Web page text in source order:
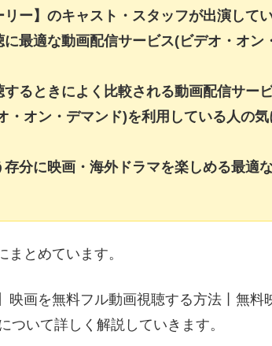
ー】のキャスト・スタッフが出演して
最適な動画配信サービス(ビデオ・オン
るときによく比較される動画配信サー
・オン・デマンド)を利用している人の
分に映画・海外ドラマを楽しめる最適
とめています。
映画を無料フル動画視聴する方法丨無料
ついて詳しく解説していきます。